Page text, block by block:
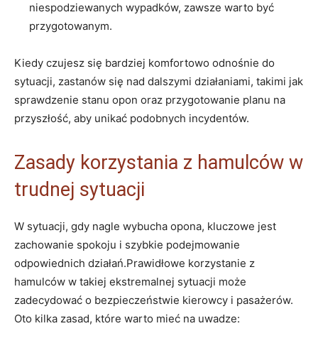
niespodziewanych wypadków, zawsze warto być
przygotowanym.
Kiedy ⁤czujesz ⁣się bardziej komfortowo odnośnie do
sytuacji, zastanów się nad ​dalszymi‍ działaniami, takimi jak
sprawdzenie stanu opon oraz przygotowanie planu na
przyszłość,‌ aby unikać podobnych incydentów.
Zasady korzystania z hamulców w
trudnej sytuacji
W ⁤sytuacji, gdy nagle wybucha opona, kluczowe jest
zachowanie spokoju​ i szybkie podejmowanie
odpowiednich działań.Prawidłowe ‍korzystanie z
hamulców w takiej ekstremalnej sytuacji‌ może
zadecydować o bezpieczeństwie kierowcy i ‌pasażerów.
‍Oto kilka zasad, które warto mieć ‍na ⁣uwadze: